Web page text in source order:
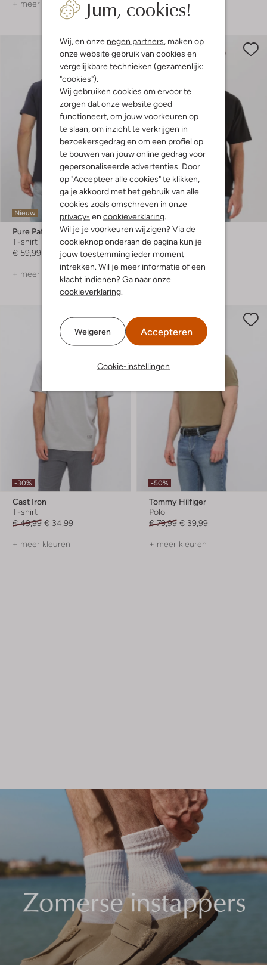
Jum, cookies!
Wij, en onze negen partners, maken op
onze website gebruik van cookies en
vergelijkbare technieken (gezamenlijk:
"cookies").
Wij gebruiken cookies om ervoor te
zorgen dat onze website goed
functioneert, om jouw voorkeuren op
te slaan, om inzicht te verkrijgen in
bezoekersgedrag en om een profiel op
te bouwen van jouw online gedrag voor
gepersonaliseerde advertenties. Door
op "Accepteer alle cookies" te klikken,
ga je akkoord met het gebruik van alle
cookies zoals omschreven in onze
privacy- en cookieverklaring.
Wil je je voorkeuren wijzigen? Via de
cookieknop onderaan de pagina kun je
jouw toestemming ieder moment
intrekken. Wil je meer informatie of een
klacht indienen? Ga naar onze
cookieverklaring.
Weigeren Accepteren
Cookie-instellingen
+ meer kleuren + meer kleuren
Nieuw
Pure Path
T-shirt
€ 59,99
+ meer kleuren
-50%
Levi's
T-shirt
€ 34,99 € 16,99
-30%
Cast Iron
T-shirt
€ 49,99 € 34,99
+ meer kleuren
-50%
Tommy Hilfiger
Polo
€ 79,99 € 39,99
+ meer kleuren